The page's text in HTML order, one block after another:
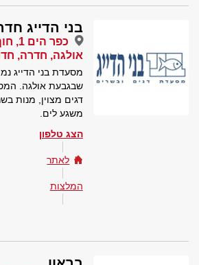
בני הדייג
כפר
אולגה, חדרה,
מסעדת בני הדייג
שבגבעת אולגה.
דגים מצוין, מנות
משגע לים.
הצג טלפון
לאתר
המלצות